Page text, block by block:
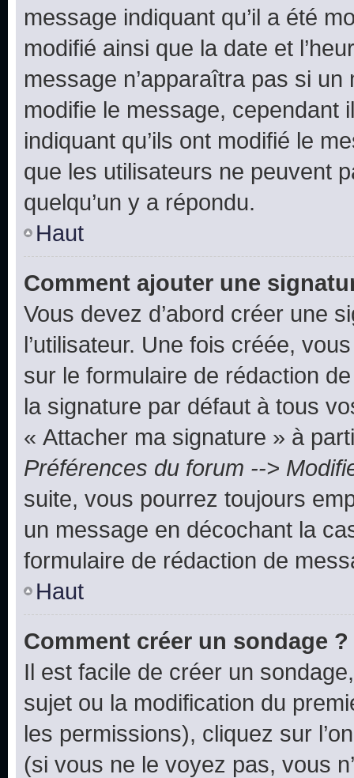
message indiquant qu’il a été
modifié ainsi que la date et
message n’apparaîtra pas si
modifie le message, cependant
indiquant qu’ils ont modifié le
que les utilisateurs ne peuvent
quelqu’un y a répondu.
Haut
Comment ajouter une
Vous devez d’abord créer une
l’utilisateur. Une fois créée,
sur le formulaire de rédaction
la signature par défaut à tous
« Attacher ma signature » à
Préférences du forum -->
suite, vous pourrez toujours
un message en décochant la
formulaire de rédaction de
Haut
Comment créer un sondage ?
Il est facile de créer un
sujet ou la modification du
les permissions), cliquez sur
(si vous ne le voyez pas, vous